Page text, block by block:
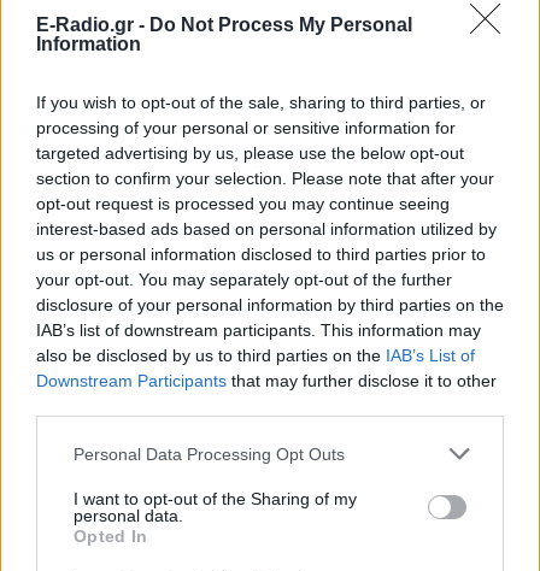
E-Radio.gr - Do Not Process My Personal
Information
If you wish to opt-out of the sale, sharing to third parties, or
processing of your personal or sensitive information for
targeted advertising by us, please use the below opt-out
section to confirm your selection. Please note that after your
opt-out request is processed you may continue seeing
interest-based ads based on personal information utilized by
us or personal information disclosed to third parties prior to
your opt-out. You may separately opt-out of the further
disclosure of your personal information by third parties on the
IAB’s list of downstream participants. This information may
also be disclosed by us to third parties on the IAB’s List of
Downstream Participants that may further disclose it to other
Personal Data Processing Opt Outs
I want to opt-out of the Sharing of my
personal data.
Opted In
μουσικής, 22 χρόνια μετά τη νίκη της
Ελλάδας στη Eurovision.
Νεαρός στο λιμάνι του Πειραιά:
«Πάω διακοπές έναν μήνα» ‑ Η
απίθανη ατάκα στην κάμερα του
MEGA
Η κάμερα της εκπομπής «Κοινωνία Ώρα
MEGA» κατέγραψε τη διασκεδαστική
στιγμή από το λιμάνι του Πειραιά, την
Παρασκευή 7 Αυγούστου.
Ιωαννίδη: «Διασταυρώστε
εκτοξεύσετε τη βλακεία σας»